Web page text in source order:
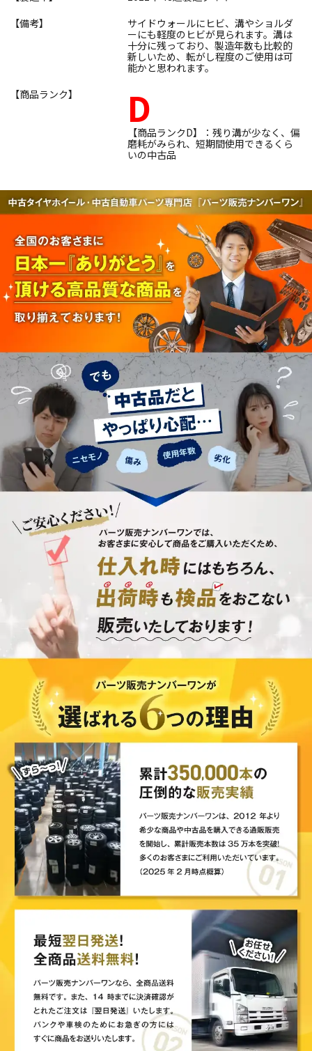
【備考】
サイドウォールにヒビ、溝やショルダ
ーにも軽度のヒビが見られます。溝は
十分に残っており、製造年数も比較的
新しいため、転がし程度のご使用は可
能かと思われます。
【商品ランク】
D
【商品ランクD】：残り溝が少なく、偏
磨耗がみられ、短期間使用できるくら
いの中古品